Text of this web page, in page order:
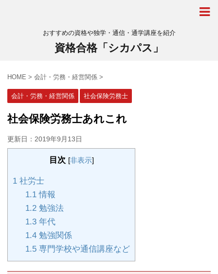
おすすめの資格や独学・通信・通学講座を紹介
資格合格「シカパス」
HOME > 会計・労務・経営関係 >
会計・労務・経営関係 社会保険労務士
社会保険労務士あれこれ
更新日： 2019年9月13日
目次 [非表示]
1 社労士
1.1情報
1.2勉強法
1.3年代
1.4勉強関係
1.5専門学校や通信講座など